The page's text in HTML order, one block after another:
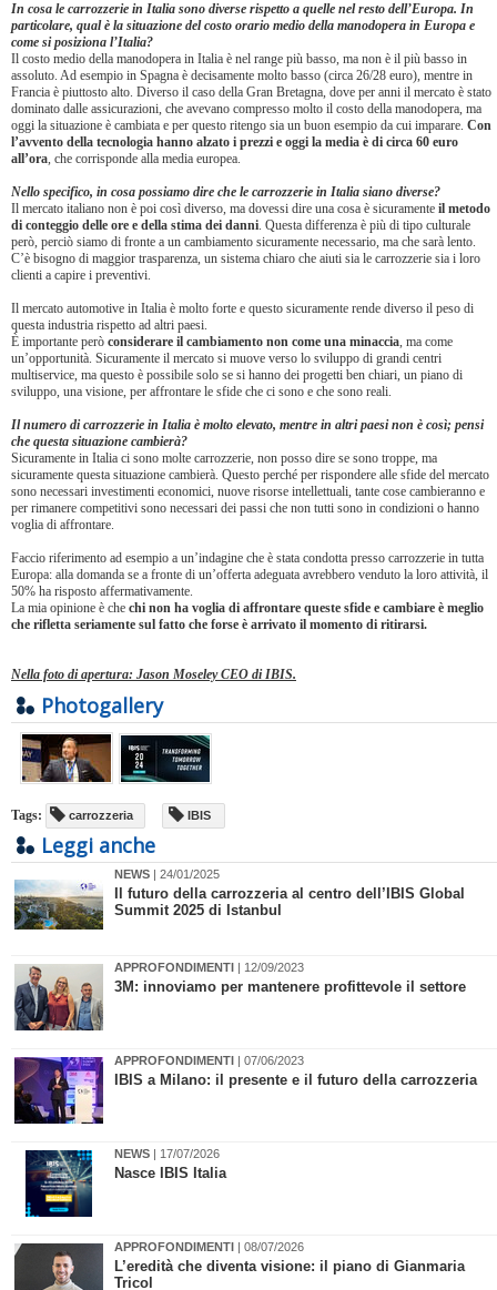
In cosa le carrozzerie in Italia sono diverse rispetto a quelle nel resto dell’Europa. In
particolare, qual è la situazione del costo orario medio della manodopera in Europa e
come si posiziona l’Italia?
Il costo medio della manodopera in Italia è nel range più basso, ma non è il più basso in
assoluto. Ad esempio in Spagna è decisamente molto basso (circa 26/28 euro), mentre in
Francia è piuttosto alto. Diverso il caso della Gran Bretagna, dove per anni il mercato è stato
dominato dalle assicurazioni, che avevano compresso molto il costo della manodopera, ma
oggi la situazione è cambiata e per questo ritengo sia un buon esempio da cui imparare. Con
l’avvento della tecnologia hanno alzato i prezzi e oggi la media è di circa 60 euro
all’ora, che corrisponde alla media europea.
Nello specifico, in cosa possiamo dire che le carrozzerie in Italia siano diverse?
Il mercato italiano non è poi così diverso, ma dovessi dire una cosa è sicuramente il metodo
di conteggio delle ore e della stima dei danni. Questa differenza è più di tipo culturale
però, perciò siamo di fronte a un cambiamento sicuramente necessario, ma che sarà lento.
C’è bisogno di maggior trasparenza, un sistema chiaro che aiuti sia le carrozzerie sia i loro
clienti a capire i preventivi.
Il mercato automotive in Italia è molto forte e questo sicuramente rende diverso il peso di
questa industria rispetto ad altri paesi.
È importante però considerare il cambiamento non come una minaccia, ma come
un’opportunità. Sicuramente il mercato si muove verso lo sviluppo di grandi centri
multiservice, ma questo è possibile solo se si hanno dei progetti ben chiari, un piano di
sviluppo, una visione, per affrontare le sfide che ci sono e che sono reali.
Il numero di carrozzerie in Italia è molto elevato, mentre in altri paesi non è così; pensi
che questa situazione cambierà?
Sicuramente in Italia ci sono molte carrozzerie, non posso dire se sono troppe, ma
sicuramente questa situazione cambierà. Questo perché per rispondere alle sfide del mercato
sono necessari investimenti economici, nuove risorse intellettuali, tante cose cambieranno e
per rimanere competitivi sono necessari dei passi che non tutti sono in condizioni o hanno
voglia di affrontare.
Faccio riferimento ad esempio a un’indagine che è stata condotta presso carrozzerie in tutta
Europa: alla domanda se a fronte di un’offerta adeguata avrebbero venduto la loro attività, il
50% ha risposto affermativamente.
La mia opinione è che chi non ha voglia di affrontare queste sfide e cambiare è meglio
che rifletta seriamente sul fatto che forse è arrivato il momento di ritirarsi.
Nella foto di apertura: Jason Moseley CEO di IBIS.
Photogallery
Tags: carrozzeria IBIS
Leggi anche
NEWS | 24/01/2025
​Il futuro della carrozzeria al centro dell’IBIS Global
Summit 2025 di Istanbul
APPROFONDIMENTI | 12/09/2023
3M: innoviamo per mantenere profittevole il settore
APPROFONDIMENTI | 07/06/2023
​IBIS a Milano: il presente e il futuro della carrozzeria
NEWS | 17/07/2026
Nasce IBIS Italia
APPROFONDIMENTI | 08/07/2026
L’eredità che diventa visione: il piano di Gianmaria
Tricol